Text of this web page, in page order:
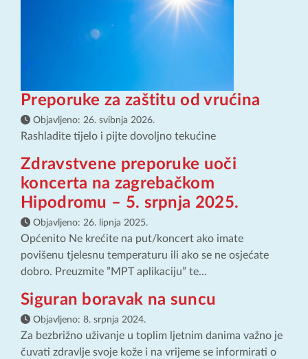
Preporuke za zaštitu od vrućina
Objavljeno: 26. svibnja 2026.
Rashladite tijelo i pijte dovoljno tekućine
Zdravstvene preporuke uoči
koncerta na zagrebačkom
Hipodromu – 5. srpnja 2025.
Objavljeno: 26. lipnja 2025.
Općenito Ne krećite na put/koncert ako imate
povišenu tjelesnu temperaturu ili ako se ne osjećate
dobro. Preuzmite ”MPT aplikaciju” te...
Siguran boravak na suncu
Objavljeno: 8. srpnja 2024.
Za bezbrižno uživanje u toplim ljetnim danima važno je
čuvati zdravlje svoje kože i na vrijeme se informirati o